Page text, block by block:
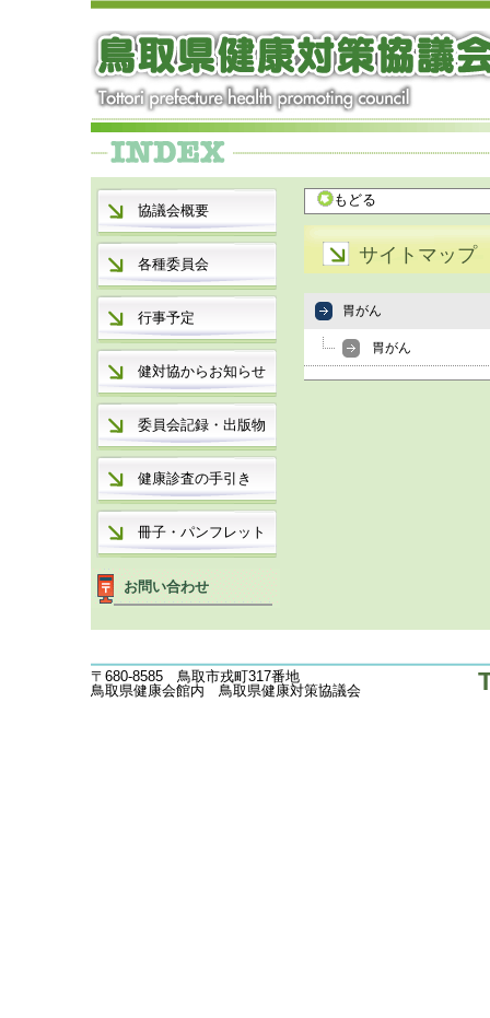
もどる
サイトマップ
胃がん
胃がん
協議会概要
各種委員会
行事予定
健対協からお知らせ
委員会記録・出版物
健康診査の手引き
冊子・パンフレット
お問い合わせ
〒680-8585 鳥取市戎町317番地
鳥取県健康会館内 鳥取県健康対策協議会